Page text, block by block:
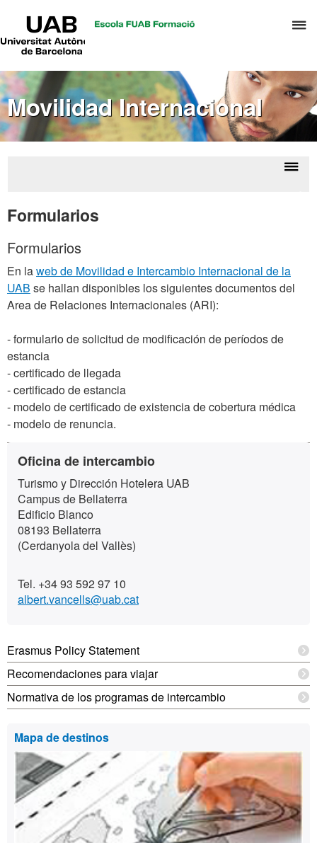
el
Universitat
Barcelona
Movilidad Internacional
Formularios
Formularios
En laweb de Movilidad e Intercambio Internacional de la
UAB se hallan disponibles los siguientes documentos del
Area de Relaciones Internacionales (ARI):
- formulario de solicitud de modificación de períodos de
estancia
- certificado de llegada
- certificado de estancia
- modelo de certificado de existencia de cobertura médica
- modelo de renuncia.
Información
complementaria
Contacto
Oficina de intercambio
Turismo y Dirección Hotelera UAB
Campus de Bellaterra
Edificio Blanco
08193 Bellaterra
(Cerdanyola del Vallès)
Tel. +34 93 592 97 10
albert.vancells@uab.cat
Erasmus Policy Statement
Recomendaciones para viajar
Normativa de los programas de intercambio
Mapa de destinos